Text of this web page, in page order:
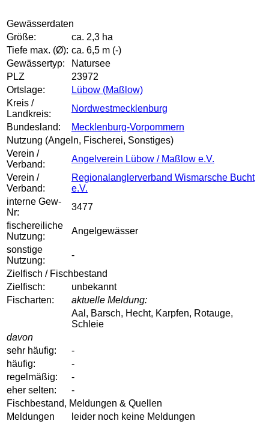
Gewässerdaten
Größe:
ca. 2,3 ha
Tiefe max. (Ø): ca. 6,5 m (-)
Gewässertyp:
Natursee
PLZ
23972
Ortslage:
Lübow (Maßlow)
Kreis /
Landkreis:
Nordwestmecklenburg
Bundesland:
Mecklenburg-Vorpommern
Nutzung (Angeln, Fischerei, Sonstiges)
Verein /
Verband:
Angelverein Lübow / Maßlow e.V.
Verein /
Verband:
Regionalanglerverband Wismarsche Bucht
e.V.
interne Gew-
Nr:
3477
fischereiliche
Nutzung:
Angelgewässer
sonstige
Nutzung:
-
Zielfisch / Fischbestand
Zielfisch:
unbekannt
Fischarten:
aktuelle Meldung:
Aal, Barsch, Hecht, Karpfen, Rotauge,
Schleie
davon
sehr häufig:
-
häufig:
-
regelmäßig:
-
eher selten:
-
Fischbestand, Meldungen & Quellen
Meldungen
leider noch keine Meldungen